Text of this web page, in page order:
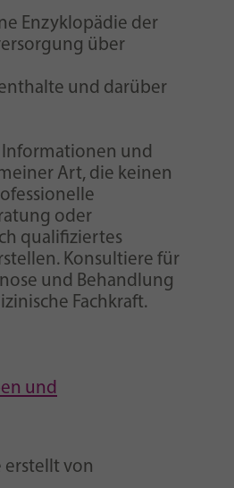
Enzyklopädie der
über
und darüber
und
Art, die keinen
oder
qualifiziertes
Konsultiere für
und Behandlung
Fachkraft.
und
erstellt von